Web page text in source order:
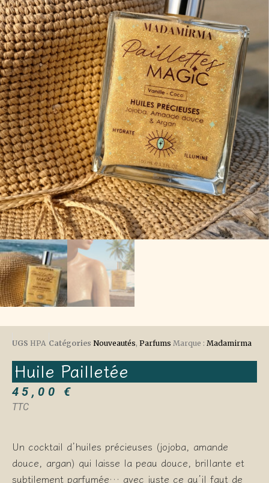
UGS HPA Catégories Nouveautés, Parfums Marque : Madamirma
Huile Pailletée
45,00€
TTC
Un cocktail d’huiles précieuses (jojoba, amande
douce, argan) qui laisse la peau douce, brillante et
subtilement parfumée… avec juste ce qu’il faut de